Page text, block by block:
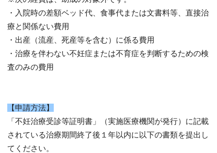
・入院時の差額ベッド代、食事代または文書料等、直接治
療と関係ない費用
・出産（流産、死産等を含む）に係る費用
・治療を伴わない不妊症または不育症を判断するための検
査のみの費用
【申請方法】
「不妊治療受診等証明書」（実施医療機関が発行）に記載
されている治療期間終了後１年以内に以下の書類を提出し
てください。